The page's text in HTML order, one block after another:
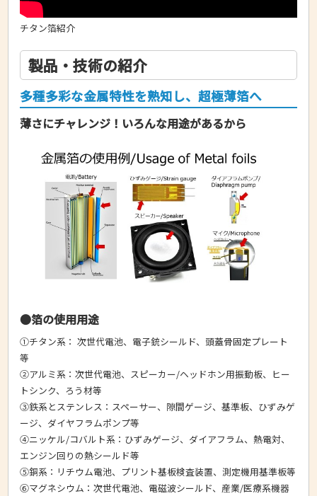
チタン箔紹介
製品・技術の紹介
多種多彩な金属特性を熟知し、超極薄箔へ
薄さにチャレンジ！いろんな用途があるから
●箔の使用用途
①チタン系： 次世代電池、電子銃シールド、頭蓋骨固定プレート
等
②アルミ系：次世代電池、スピーカー/ヘッドホン用振動板、ヒー
トシンク、ろう材等
③鉄系とステンレス：スペーサー、隙間ゲージ、基準板、ひずみゲ
ージ、ダイヤフラムポンプ等
④ニッケル/コバルト系：ひずみゲージ、ダイアフラム、熱電対、
エンジン回りの熱シールド等
⑤銅系：リチウム電池、プリント基板検査装置、測定機用基準板等
⑥マグネシウム：次世代電池、電磁波シールド、産業/医療系機器